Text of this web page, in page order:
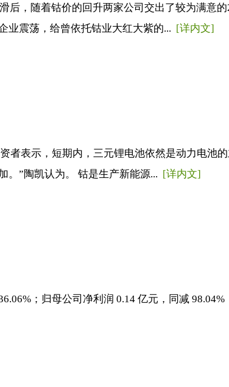
，随着钴价的回升两家公司交出了较为满意
业震荡，给曾依托钴业大红大紫的... [详内文]
表示，短期内，三元锂电池依然是动力电池
。”陶凯认为。 钴是生产新能源... [详内文]
；归母公司净利润 0.14 亿元，同减 98.04%